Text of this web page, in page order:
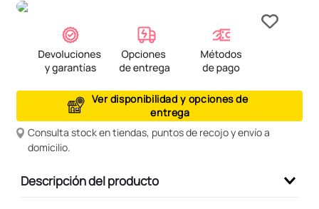
Ver disponibilidad y opciones de
entrega
Consulta stock en tiendas, puntos de recojo y envío a
domicilio.
Descripción del producto
5.
harry potter
tomatodo
8.
stitch
peluche
10. kuromi